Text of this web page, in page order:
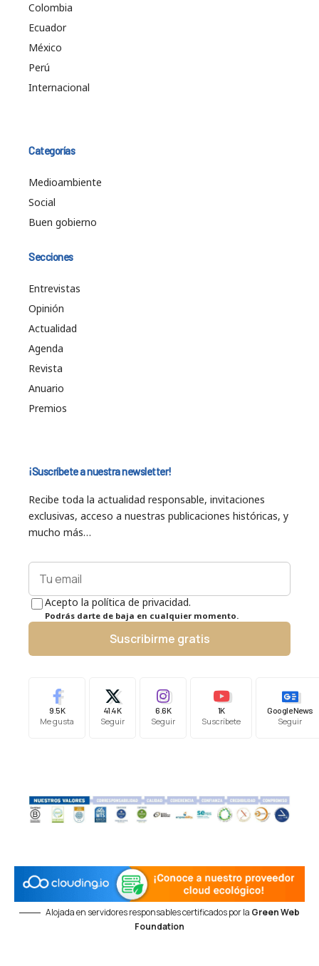
Colombia
Ecuador
México
Perú
Internacional
Categorías
Medioambiente
Social
Buen gobierno
Secciones
Entrevistas
Opinión
Actualidad
Agenda
Revista
Anuario
Premios
¡Suscríbete a nuestra newsletter!
Recibe toda la actualidad responsable, invitaciones
exclusivas, acceso a nuestras publicaciones históricas, y
mucho más…
Acepto la política de privacidad.
Podrás darte de baja en cualquier momento.
Suscribirme gratis
9.5K
Me gusta
41.4K
Seguir
6.6K
Seguir
1K
Suscríbete
Google News
Seguir
Alojada en servidores responsables certificados por la Green Web
Foundation